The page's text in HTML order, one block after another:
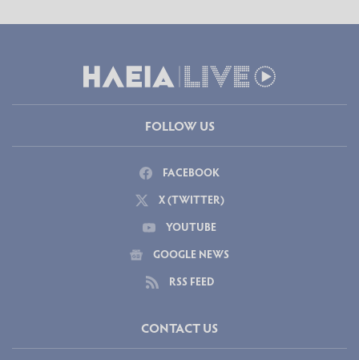
FOLLOW US
FACEBOOK
X (TWITTER)
YOUTUBE
GOOGLE NEWS
RSS FEED
CONTACT US